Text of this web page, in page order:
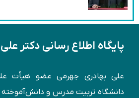
پایگاه اطلاع رسانی دکتر
علی بهادری جهرمی عضو هیأت
دانشگاه تربیت مدرس و